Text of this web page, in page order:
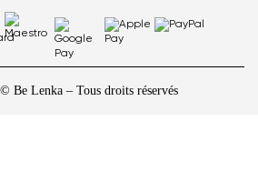
Be Lenka – Tous droits réservés